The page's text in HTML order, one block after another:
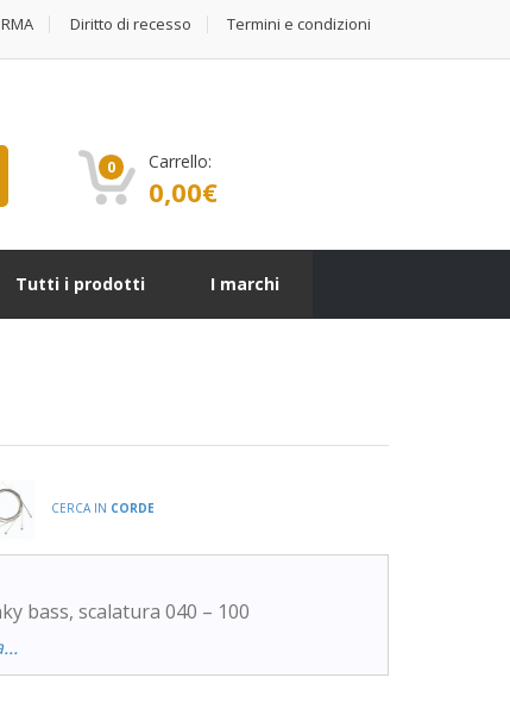
Diritto di recesso Termini e condizioni
0 Carrello:
0,00€
Tutti i prodotti I marchi
CERCA IN CORDE
bass, scalatura 040 – 100